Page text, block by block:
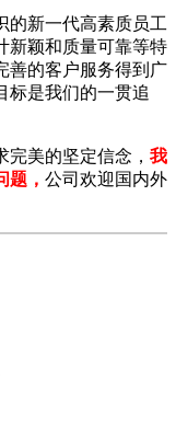
新一代高素质员工
新颖和质量可靠等特
善的客户服务得到广
标是我们的一贯追
美的坚定信念， 我
题， 公司欢迎国内外